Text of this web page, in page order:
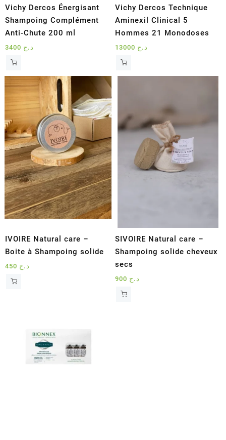
Vichy Dercos Énergisant
Shampoing Complément
Anti-Chute 200 ml
د.ج
Vichy Dercos Technique
Aminexil Clinical 5
Hommes 21 Monodoses
د.ج
IVOIRE Natural care –
Boite à Shampoing solide
د.ج
SIVOIRE Natural care –
Shampoing solide cheveux
secs
د.ج